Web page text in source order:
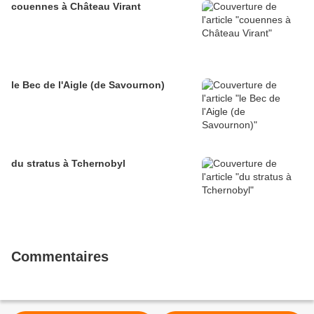
couennes à Château Virant
le Bec de l'Aigle (de Savournon)
du stratus à Tchernobyl
Commentaires